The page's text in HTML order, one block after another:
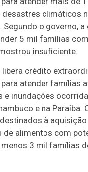
desastres climáticos
Segundo o governo,
5 mil famílias
insuficiente.
crédito
atender famílias
e inundações
e na Paraíba.
à
de alimentos com
menos 3 mil famílias